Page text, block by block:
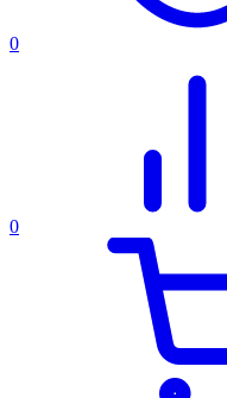
0
0